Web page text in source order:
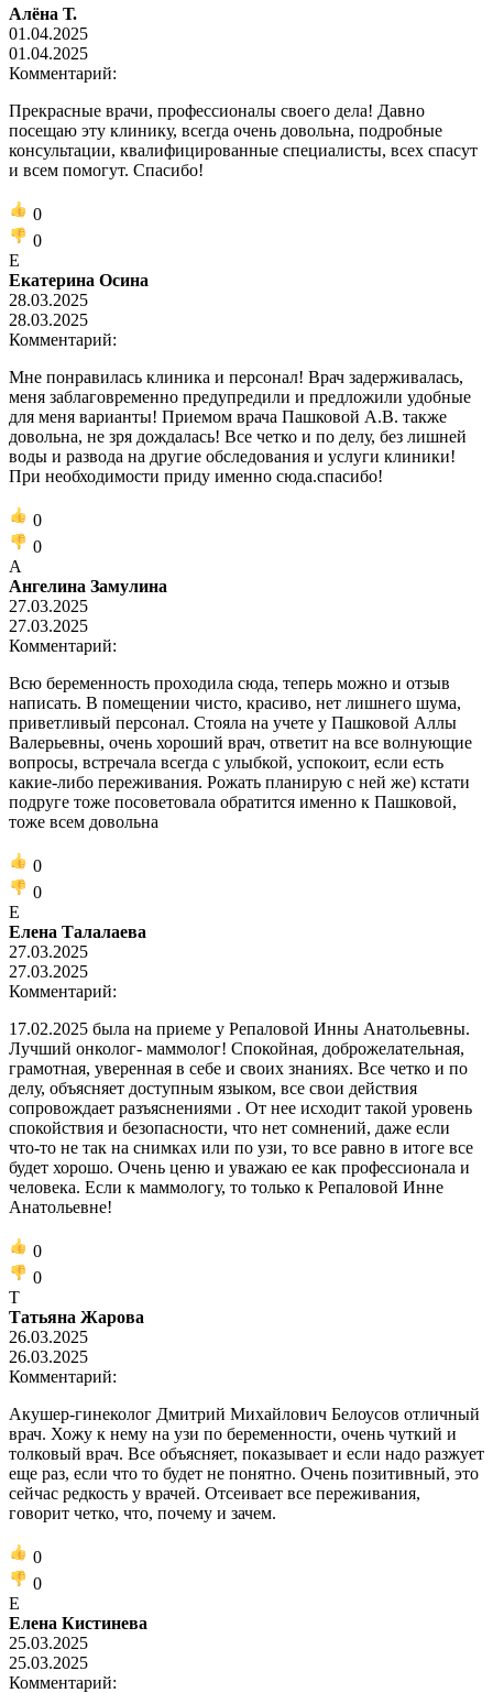
Алёна Т.
01.04.2025
01.04.2025
Комментарий:
Прекрасные врачи, профессионалы своего дела! Давно
посещаю эту клинику, всегда очень довольна, подробные
консультации, квалифицированные специалисты, всех спасут
и всем помогут. Спасибо!
0
0
Е
Екатерина Осина
28.03.2025
28.03.2025
Комментарий:
Мне понравилась клиника и персонал! Врач задерживалась,
меня заблаговременно предупредили и предложили удобные
для меня варианты! Приемом врача Пашковой А.В. также
довольна, не зря дождалась! Все четко и по делу, без лишней
воды и развода на другие обследования и услуги клиники!
При необходимости приду именно сюда.спасибо!
0
0
А
Ангелина Замулина
27.03.2025
27.03.2025
Комментарий:
Всю беременность проходила сюда, теперь можно и отзыв
написать. В помещении чисто, красиво, нет лишнего шума,
приветливый персонал. Стояла на учете у Пашковой Аллы
Валерьевны, очень хороший врач, ответит на все волнующие
вопросы, встречала всегда с улыбкой, успокоит, если есть
какие-либо переживания. Рожать планирую с ней же) кстати
подруге тоже посоветовала обратится именно к Пашковой,
тоже всем довольна
0
0
Е
Елена Талалаева
27.03.2025
27.03.2025
Комментарий:
17.02.2025 была на приеме у Репаловой Инны Анатольевны.
Лучший онколог- маммолог! Спокойная, доброжелательная,
грамотная, уверенная в себе и своих знаниях. Все четко и по
делу, объясняет доступным языком, все свои действия
сопровождает разъяснениями . От нее исходит такой уровень
спокойствия и безопасности, что нет сомнений, даже если
что-то не так на снимках или по узи, то все равно в итоге все
будет хорошо. Очень ценю и уважаю ее как профессионала и
человека. Если к маммологу, то только к Репаловой Инне
Анатольевне!
0
0
Т
Татьяна Жарова
26.03.2025
26.03.2025
Комментарий:
Акушер-гинеколог Дмитрий Михайлович Белоусов отличный
врач. Хожу к нему на узи по беременности, очень чуткий и
толковый врач. Все объясняет, показывает и если надо разжует
еще раз, если что то будет не понятно. Очень позитивный, это
сейчас редкость у врачей. Отсеивает все переживания,
говорит четко, что, почему и зачем.
0
0
Е
Елена Кистинева
25.03.2025
25.03.2025
Комментарий: